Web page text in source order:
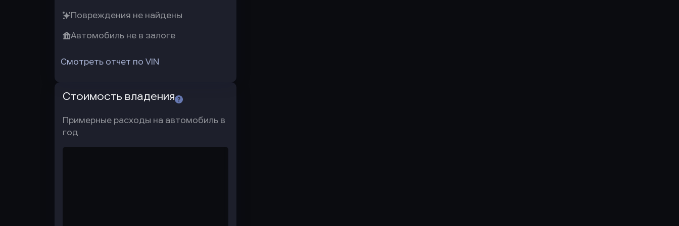
Повреждения не найдены
Автомобиль не в залоге
Смотреть отчет по VIN
Стоимость владения
Примерные расходы на автомобиль в
год